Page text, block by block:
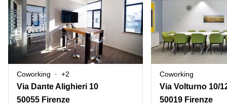
Coworking +2
Via Dante Alighieri 10
50055 Firenze
Coworking
Via Volturno 10/
50019 Firenze